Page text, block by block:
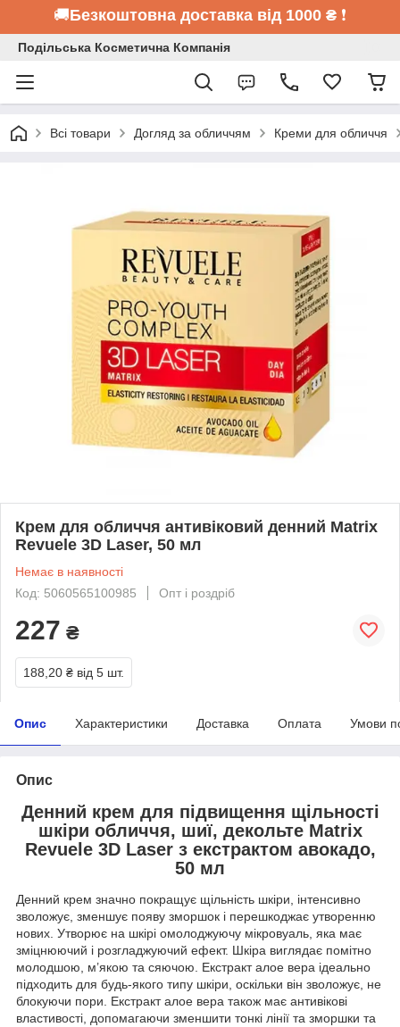
🚚Безкоштовна доставка від 1000 ₴ ❗
Подільська Косметична Компанія
Всі товари Догляд за обличчям Креми для обличчя
Крем для обличчя антивіковий денний Matrix
Revuele 3D Laser, 50 мл
Немає в наявності
Код: 5060565100985
Опт і роздріб
227 ₴
188,20 ₴ від 5 шт.
Опис Характеристики Доставка Оплата Умови
Опис
Денний крем для підвищення щільності
шкіри обличчя, шиї, декольте Matrix
Revuele 3D Laser з екстрактом авокадо,
50 мл
Денний крем значно покращує щільність шкіри, інтенсивно
зволожує, зменшує появу зморшок і перешкоджає утворенню
нових. Утворює на шкірі омолоджуючу мікровуаль, яка має
зміцнюючий і розгладжуючий ефект. Шкіра виглядає помітно
молодшою, м’якою та сяючою. Екстракт алое вера ідеально
підходить для будь-якого типу шкіри, оскільки він зволожує, не
блокуючи пори. Екстракт алое вера також має антивікові
властивості, допомагаючи зменшити тонкі лінії та зморшки та